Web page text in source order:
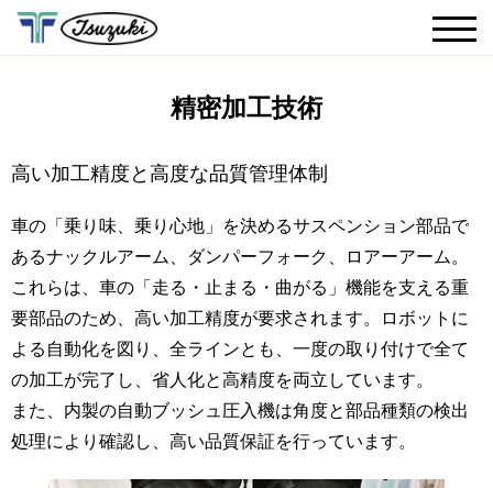
精密加工技術
高い加工精度と高度な品質管理体制
車の「乗り味、乗り心地」を決めるサスペンション部品で
あるナックルアーム、ダンパーフォーク、ロアーアーム。
これらは、車の「走る・止まる・曲がる」機能を支える重
要部品のため、高い加工精度が要求されます。ロボットに
よる自動化を図り、全ラインとも、一度の取り付けで全て
の加工が完了し、省人化と高精度を両立しています。
また、内製の自動ブッシュ圧入機は角度と部品種類の検出
処理により確認し、高い品質保証を行っています。